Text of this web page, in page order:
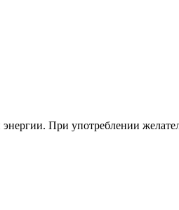
При употреблении